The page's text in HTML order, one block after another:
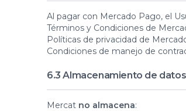
Al pagar con Mercado Pago, el
Términos y Condiciones de
Políticas de privacidad de
Condiciones de manejo de
6.3 Almacenamiento de
Mercat no almacena: